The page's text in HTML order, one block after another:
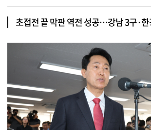
초접전 끝 막판 역전 성공…강남 3구·